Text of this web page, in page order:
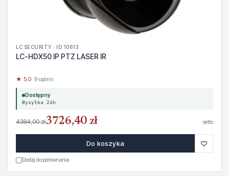
LC SECURITY · ID 10613
LC-HDX50 IP PTZ LASER IR
★ 5.0· 9 opinii
Dostępny
Wysyłka 24h
4384,00 zł3726,40 zł netto
Do koszyka ♡
Dodaj do porównania